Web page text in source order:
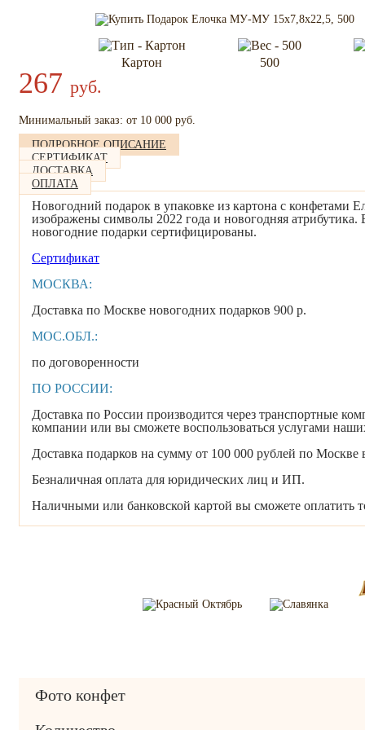
Картон 500
267 руб.
Минимальный заказ: от 10 000 руб.
ПОДРОБНОЕ ОПИСАНИЕ
СЕРТИФИКАТ
ДОСТАВКА
ОПЛАТА
Новогодний подарок в упаковке из картона с конфетами
изображены символы 2022 года и новогодняя
новогодние подарки сертифицированы.
Сертификат
МОСКВА:
Доставка по Москве новогодних подарков 900 р.
МОС.ОБЛ.:
по договоренности
ПО РОССИИ:
Доставка по России производится через транспортные
компании или вы сможете воспользоваться услугами
Доставка подарков на сумму от 100 000 рублей по
Безналичная оплата для юридических лиц и ИП.
Наличными или банковской картой вы сможете оплатить
Фото конфет